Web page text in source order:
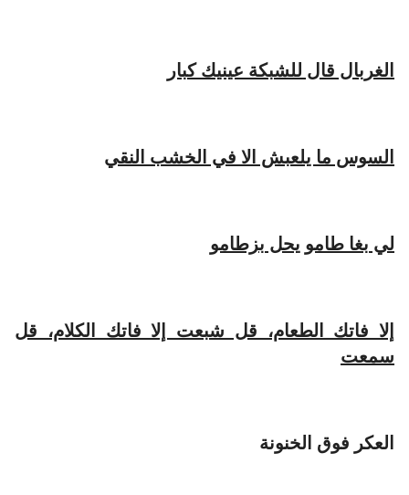
الغربال قال للشبكة عينيك كبار
السوس ما يلعبش الا في الخشب النقي
لي بغا طامو يحل بزطامو
إلا فاتك الطعام، قل شبعت إلا فاتك الكلام، قل
سمعت
العكر فوق الخنونة